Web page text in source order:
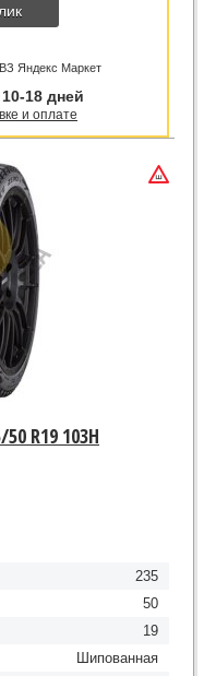
Яндекс Маркет
10-18 дней
и оплате
R19 103H
235
50
19
Шипованная